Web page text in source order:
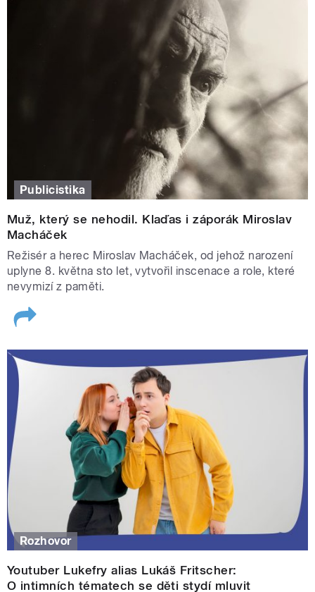
Publicistika
Muž, který se nehodil. Klaďas i záporák Miroslav
Macháček
Režisér a herec Miroslav Macháček, od jehož narození
uplyne 8. května sto let, vytvořil inscenace a role, které
nevymizí z paměti.
Rozhovor
Youtuber Lukefry alias Lukáš Fritscher:
O intimních tématech se děti stydí mluvit